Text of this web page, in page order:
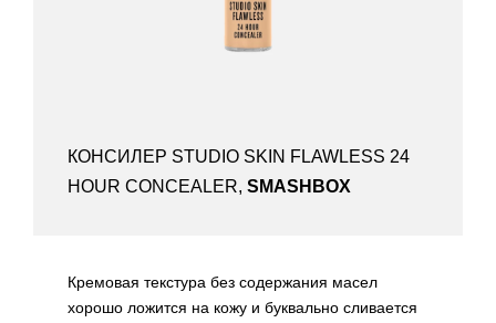
КОНСИЛЕР STUDIO SKIN FLAWLESS 24
HOUR CONCEALER, SMASHBOX
Кремовая текстура без содержания масел
хорошо ложится на кожу и буквально сливается